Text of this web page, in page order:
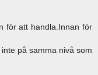
för att handla.Innan för
på samma nivå som